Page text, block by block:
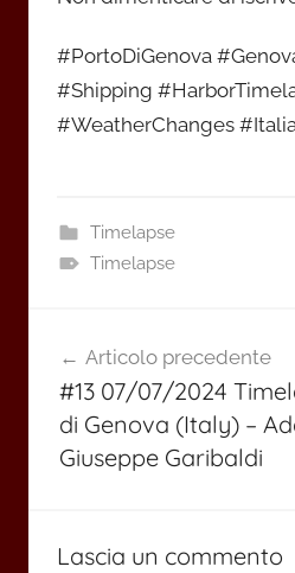
#PortoDiGenova
#Shipping
#WeatherChanges
Timelapse
Timelapse
articoli
Articolo precedente
#13 07/07/2024
di Genova (Italy) –
Giuseppe Garibaldi
Lascia un commento